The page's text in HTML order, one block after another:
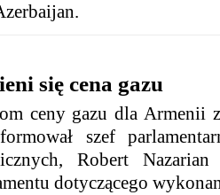
się cena gazu
ceny gazu dla Armenii
szef
Robert
dotyczącego